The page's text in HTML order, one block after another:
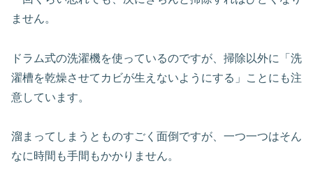
ません。
ドラム式の洗濯機を使っているのですが、掃除以外に「洗
濯槽を乾燥させてカビが生えないようにする」ことにも注
意しています。
溜まってしまうとものすごく面倒ですが、一つ一つはそん
なに時間も手間もかかりません。